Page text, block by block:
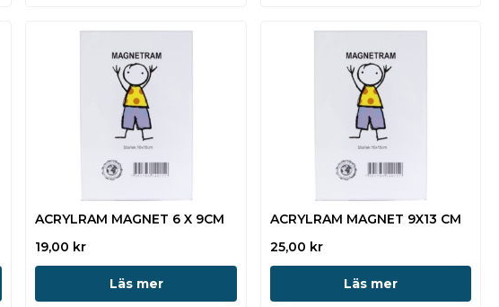
ACRYLRAM MAGNET 6 X 9CM
19,00 kr
Läs mer
ACRYLRAM MAGNET 9X13 CM
25,00 kr
Läs mer